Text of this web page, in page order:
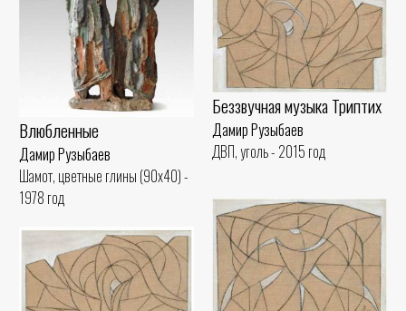
Влюбленные
Дамир Рузыбаев
Шамот, цветные глины (90x40) -
1978 год
Беззвучная музыка Триптих
Дамир Рузыбаев
ДВП, уголь - 2015 год